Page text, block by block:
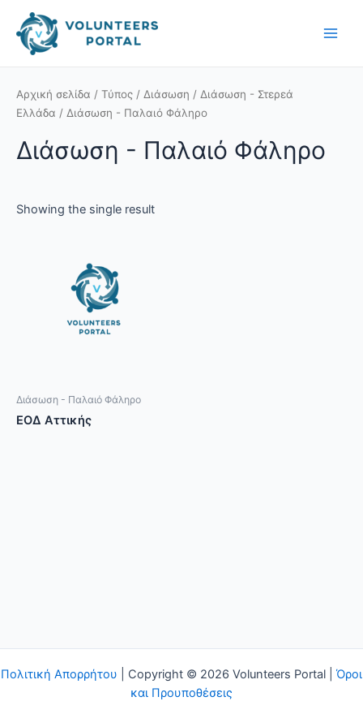
content
Αρχική σελίδα / Τύπος / Διάσωση / Διάσωση - Στερεά
Ελλάδα / Διάσωση - Παλαιό Φάληρο
Διάσωση - Παλαιό Φάληρο
Showing the single result
Διάσωση - Παλαιό Φάληρο
ΕΟΔ Αττικής
Πολιτική Απορρήτου | Copyright © 2026 Volunteers Portal | Όροι
και Προυποθέσεις